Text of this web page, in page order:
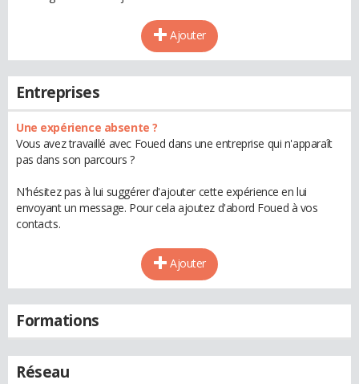
Ajouter
Entreprises
Une expérience absente ?
Vous avez travaillé avec Foued dans une entreprise qui n'apparaît
pas dans son parcours ?
N'hésitez pas à lui suggérer d'ajouter cette expérience en lui
envoyant un message. Pour cela ajoutez d'abord Foued à vos
contacts.
Ajouter
Formations
Réseau